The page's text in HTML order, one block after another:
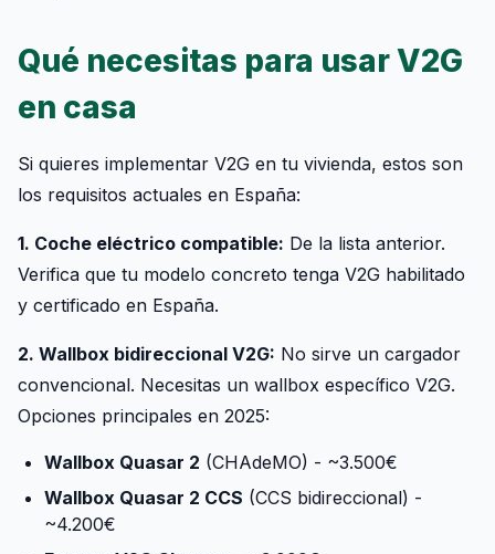
Qué necesitas para usar V2G
en casa
Si quieres implementar V2G en tu vivienda, estos son
los requisitos actuales en España:
1. Coche eléctrico compatible: De la lista anterior.
Verifica que tu modelo concreto tenga V2G habilitado
y certificado en España.
2. Wallbox bidireccional V2G: No sirve un cargador
convencional. Necesitas un wallbox específico V2G.
Opciones principales en 2025:
Wallbox Quasar 2 (CHAdeMO) - ~3.500€
Wallbox Quasar 2 CCS (CCS bidireccional) -
~4.200€